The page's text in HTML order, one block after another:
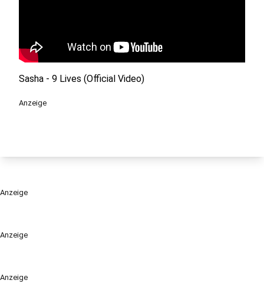
Anzeige
Anzeige
Sasha - 9 Lives (Official Video)
Anzeige
Anzeige